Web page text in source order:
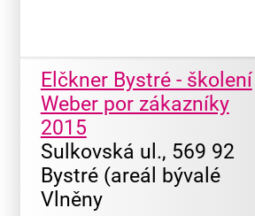
Elčkner Bystré - školení
Weber por zákazníky
2015
Sulkovská ul., 569 92
Bystré (areál bývalé
Vlněny